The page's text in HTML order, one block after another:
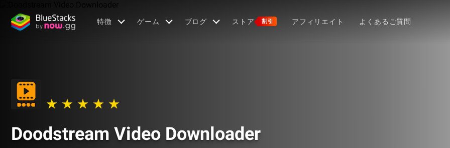
特徴 ゲーム ブログ ストア 割引 アフィリエイト よくあるご質問
Doodstream Video Downloader